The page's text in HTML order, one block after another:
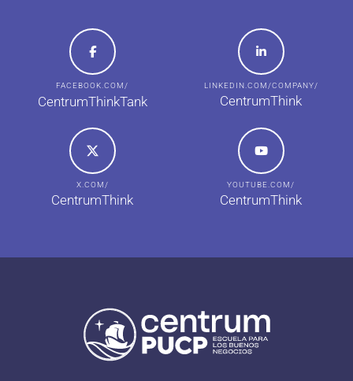
FACEBOOK.COM/
CentrumThinkTank
LINKEDIN.COM/COMPANY/
CentrumThink
X.COM/
CentrumThink
YOUTUBE.COM/
CentrumThink